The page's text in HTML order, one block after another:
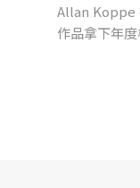
Allan Koppe
作品拿下年